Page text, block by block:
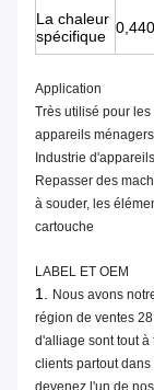
La chaleur
spécifique
Application
Très utilisé pour
appareils
Industrie
Repasser des
à souder, les
cartouche
LABEL ET OEM
1. Nous avons
région de ventes
d'alliage sont tout
clients partout